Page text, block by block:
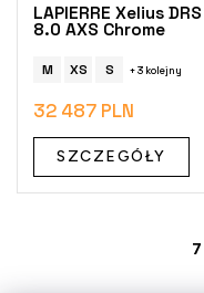
LAPIERRE Xelius DRS
8.0 AXS Chrome
M XS S + 3 kolejny
32 487 PLN
SZCZEGÓŁY
7